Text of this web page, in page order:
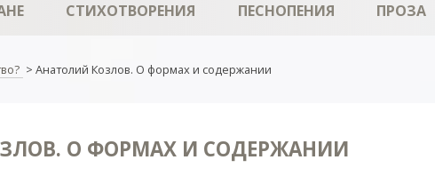
СТИХОТВОРЕНИЯ ПЕСНОПЕНИЯ ПРОЗА
> Анатолий Козлов. О формах и содержании
О ФОРМАХ И СОДЕРЖАНИИ